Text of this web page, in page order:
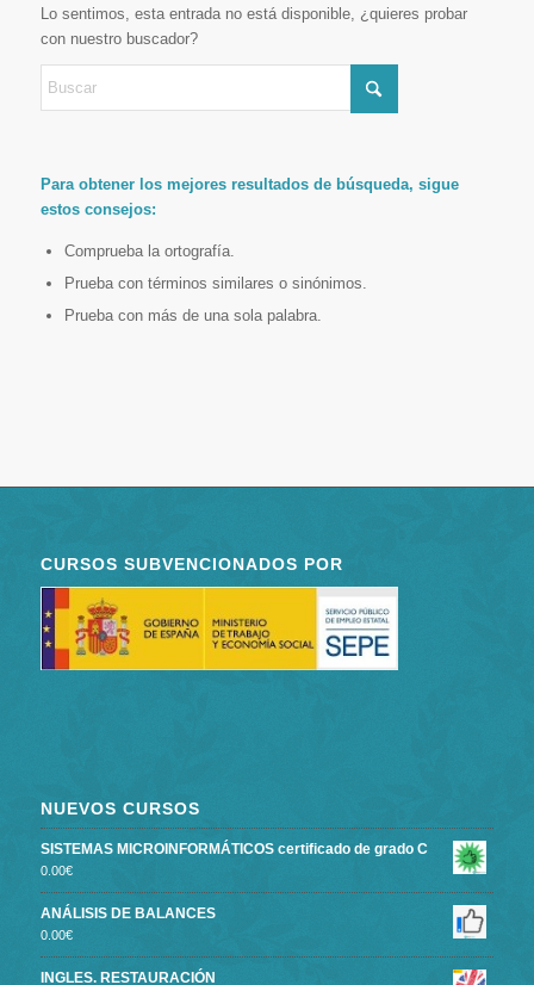
Lo sentimos, esta entrada no está disponible, ¿quieres probar
con nuestro buscador?
Para obtener los mejores resultados de búsqueda, sigue
estos consejos:
Comprueba la ortografía.
Prueba con términos similares o sinónimos.
Prueba con más de una sola palabra.
CURSOS SUBVENCIONADOS POR
NUEVOS CURSOS
SISTEMAS MICROINFORMÁTICOS certificado de grado C
0.00€
ANÁLISIS DE BALANCES
0.00€
INGLES. RESTAURACIÓN